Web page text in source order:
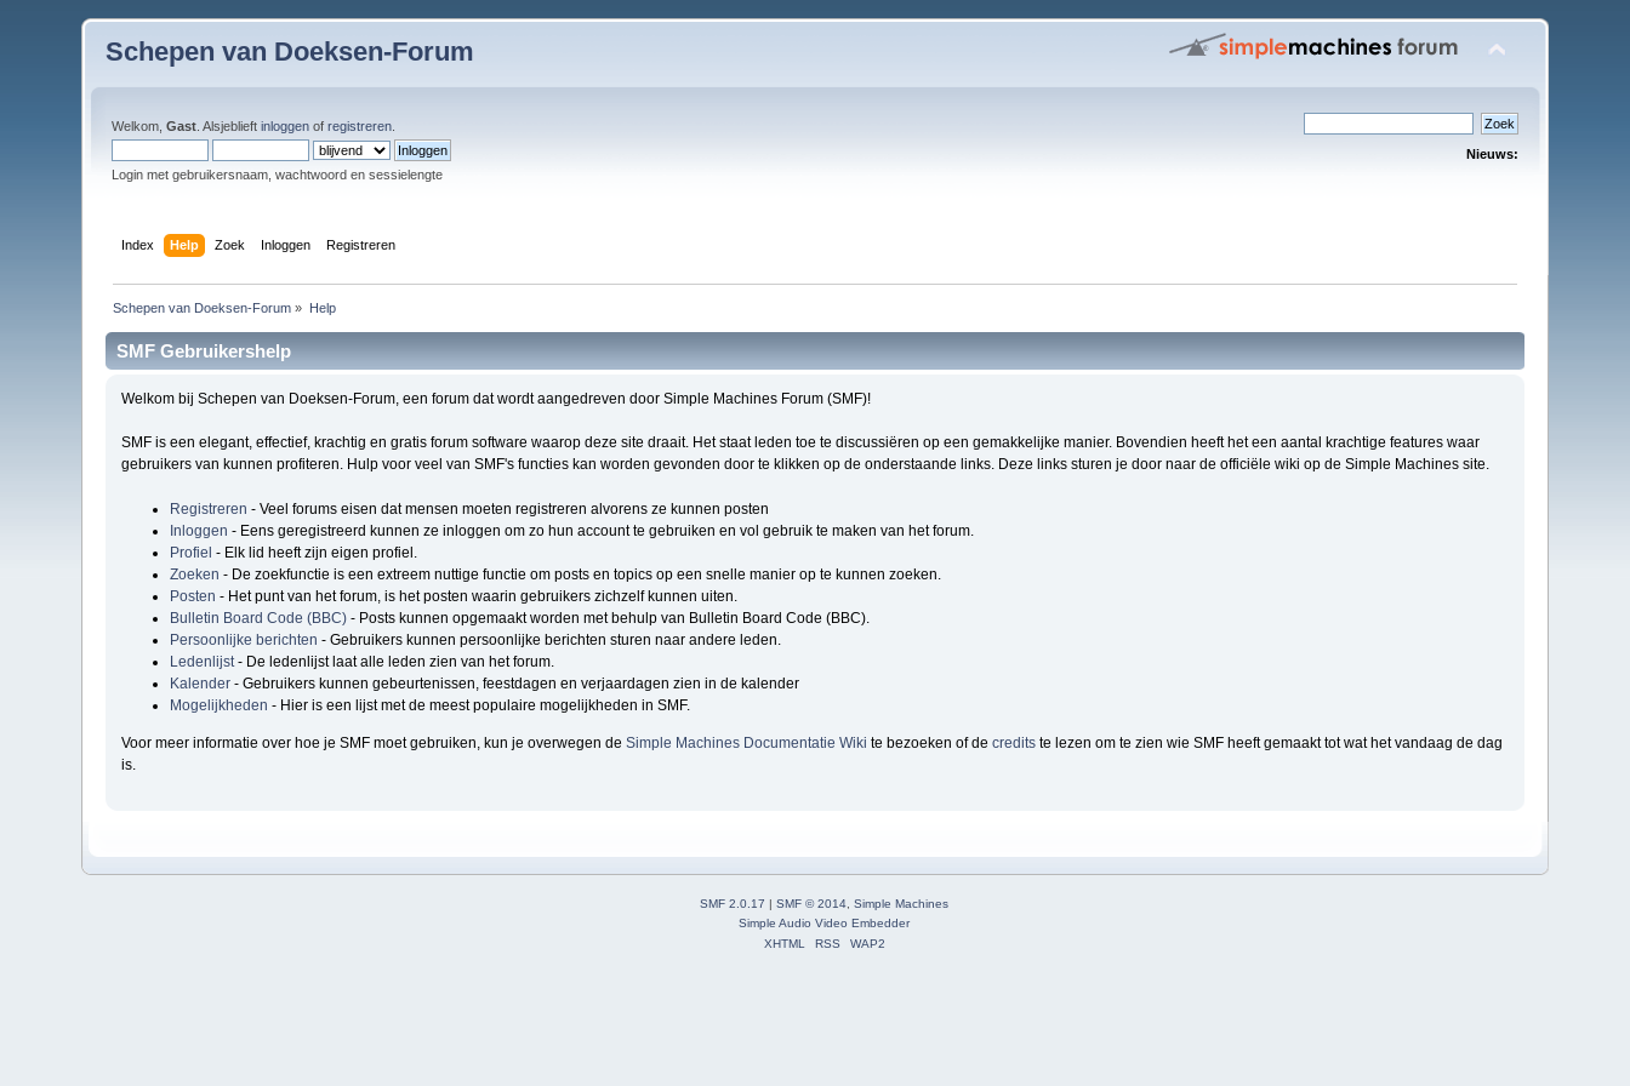
Schepen van Doeksen-Forum
Welkom,Gast . Alsjeblieftinloggen ofregistreren
Login met gebruikersnaam, wachtwoord en sessielengte
Nieuws:
Index Help Zoek Inloggen Registreren
Schepen van Doeksen-Forum » Help
SMF Gebruikershelp
Welkom bij Schepen van Doeksen-Forum, een forum dat wordt aangedreven door Simple Machines Forum (SMF)!
SMF is een elegant, effectief, krachtig en gratis forum software waarop deze site draait. Het staat leden toe te discussiëren op een gemakkelijke manier. Bovendien heeft het een aantal krachtige features waar
gebruikers van kunnen profiteren. Hulp voor veel van SMF's functies kan worden gevonden door te klikken op de onderstaande links. Deze links sturen je door naar de officiële wiki op de Simple Machines site.
Registreren - Veel forums eisen dat mensen moeten registreren alvorens ze kunnen posten
Inloggen - Eens geregistreerd kunnen ze inloggen om zo hun account te gebruiken en vol gebruik te maken van het forum.
Profiel - Elk lid heeft zijn eigen profiel.
Zoeken - De zoekfunctie is een extreem nuttige functie om posts en topics op een snelle manier op te kunnen zoeken.
Posten - Het punt van het forum, is het posten waarin gebruikers zichzelf kunnen uiten.
Bulletin Board Code (BBC)- Posts kunnen opgemaakt worden met behulp van Bulletin Board Code (BBC).
Persoonlijke berichten - Gebruikers kunnen persoonlijke berichten sturen naar andere leden.
Ledenlijst- De ledenlijst laat alle leden zien van het forum.
Kalender- Gebruikers kunnen gebeurtenissen, feestdagen en verjaardagen zien in de kalender
Mogelijkheden - Hier is een lijst met de meest populaire mogelijkheden in SMF.
Voor meer informatie over hoe je SMF moet gebruiken, kun je overwegen de Simple Machines Documentatie Wiki te bezoeken of de creditste lezen om te zien wie SMF heeft gemaakt tot wat het vandaag de dag
is.
SMF 2.0.17 | SMF © 2014, Simple Machines
Simple Audio Video Embedder
XHTML
RSS WAP2